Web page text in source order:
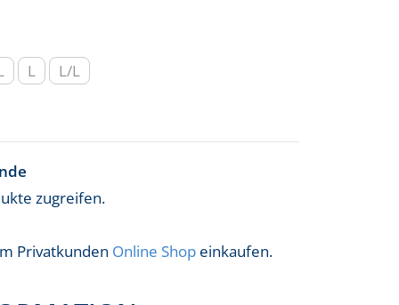
L L/L
zugreifen.
Privatkunden Online Shop einkaufen.